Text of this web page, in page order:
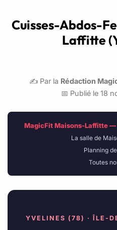
Cuisses-Abdos-
Laffitte
✍️ Par la Rédaction
📅 Publié le 18
MagicFit Maisons-Laffitte —
La salle de
Planning
Toutes
YVELINES (78) · ÎLE-